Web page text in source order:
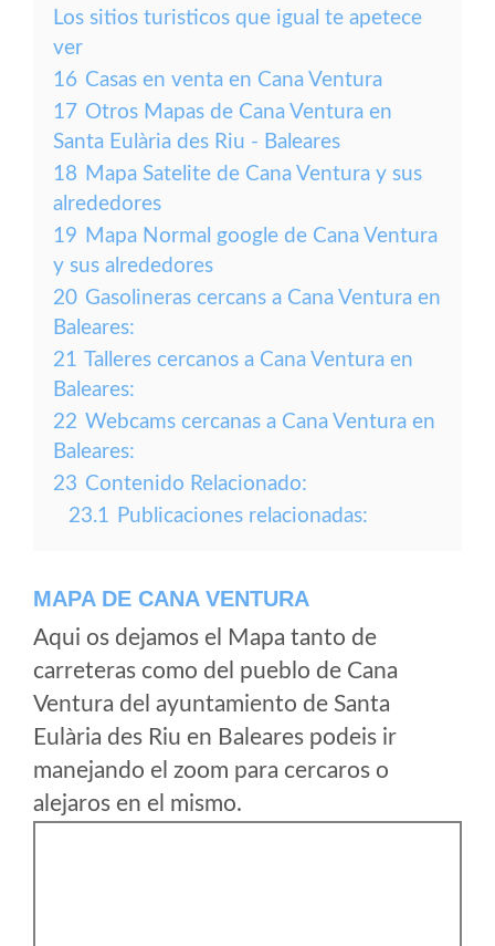
Los sitios turisticos que igual te apetece
ver
16 Casas en venta en Cana Ventura
17 Otros Mapas de Cana Ventura en
Santa Eulària des Riu - Baleares
18 Mapa Satelite de Cana Ventura y sus
alrededores
19 Mapa Normal google de Cana Ventura
y sus alrededores
20 Gasolineras cercans a Cana Ventura en
Baleares:
21 Talleres cercanos a Cana Ventura en
Baleares:
22 Webcams cercanas a Cana Ventura en
Baleares:
23 Contenido Relacionado:
23.1 Publicaciones relacionadas:
MAPA DE CANA VENTURA
Aqui os dejamos el Mapa tanto de
carreteras como del pueblo de Cana
Ventura del ayuntamiento de Santa
Eulària des Riu en Baleares podeis ir
manejando el zoom para cercaros o
alejaros en el mismo.